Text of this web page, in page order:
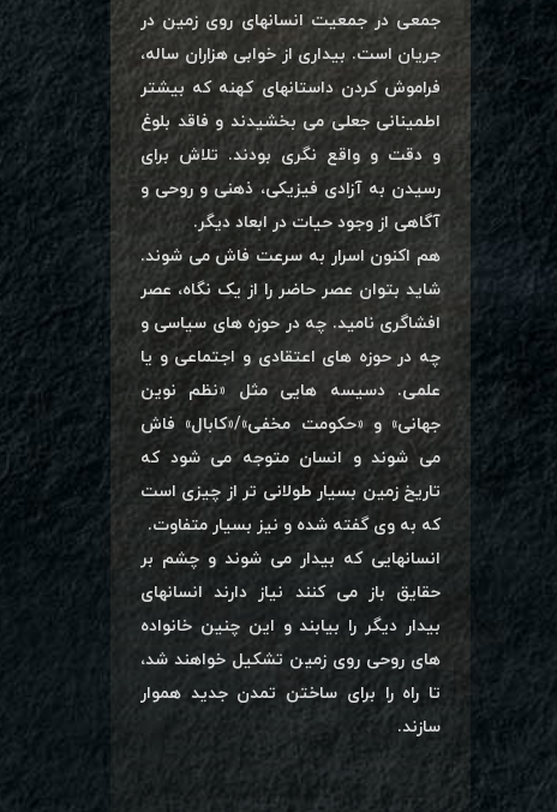
جمعی در جمعیت انسانهای روی زمین در
جریان است. بیداری از خوابی هزاران ساله،
فراموش کردن داستانهای کهنه که بیشتر
اطمینانی جعلی می بخشیدند و فاقد بلوغ
و دقت و واقع نگری بودند. تلاش برای
رسیدن به آزادی فیزیکی، ذهنی و روحی و
آگاهی از وجود حیات در ابعاد دیگر.
هم اکنون اسرار به سرعت فاش می شوند.
شاید بتوان عصر حاضر را از یک نگاه، عصر
افشاگری نامید. چه در حوزه های سیاسی و
چه در حوزه های اعتقادی و اجتماعی و یا
علمی. دسیسه هایی مثل «نظم نوین
جهانی» و «حکومت مخفی»/«کابال» فاش
می شوند و انسان متوجه می شود که
تاریخ زمین بسیار طولانی تر از چیزی است
که به وی گفته شده و نیز بسیار متفاوت.
انسانهایی که بیدار می شوند و چشم بر
حقایق باز می کنند نیاز دارند انسانهای
بیدار دیگر را بیابند و این چنین خانواده
های روحی روی زمین تشکیل خواهند شد،
تا راه را برای ساختن تمدن جدید هموار
سازند.